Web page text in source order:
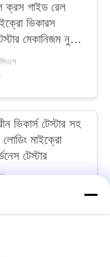
ক্রস গাইড রেল
ভিকারস
মেকানিজম নুক
ভিকার্স টেস্টার সহ
লোডিং মাইক্রো
টেস্টার